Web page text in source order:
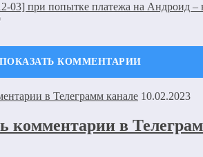
03] при попытке платежа на Андроид –
10.02.2023
комментарии в